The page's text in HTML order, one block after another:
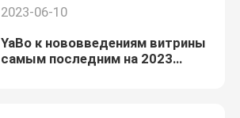
2023-06-10
YaBo к нововведениям витрины
самым последним на 2023